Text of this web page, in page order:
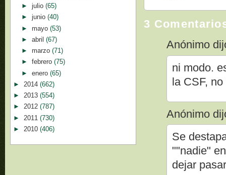
3
Anónimo
ni modo.
la CSF,
Anónimo
Se
""nadie"
dejar
► julio (65)
► junio (40)
► mayo (53)
► abril (67)
► marzo (71)
► febrero (75)
► enero (65)
► 2014 (662)
► 2013 (554)
► 2012 (787)
► 2011 (730)
► 2010 (406)